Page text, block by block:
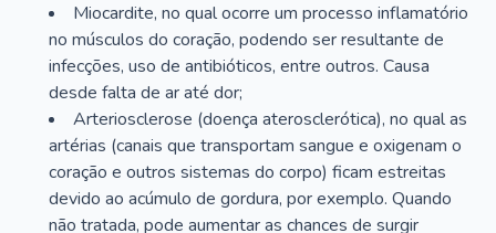
Miocardite, no qual ocorre um processo inflamatório
no músculos do coração, podendo ser resultante de
infecções, uso de antibióticos, entre outros. Causa
desde falta de ar até dor;
Arteriosclerose (doença aterosclerótica), no qual as
artérias (canais que transportam sangue e oxigenam o
coração e outros sistemas do corpo) ficam estreitas
devido ao acúmulo de gordura, por exemplo. Quando
não tratada, pode aumentar as chances de surgir